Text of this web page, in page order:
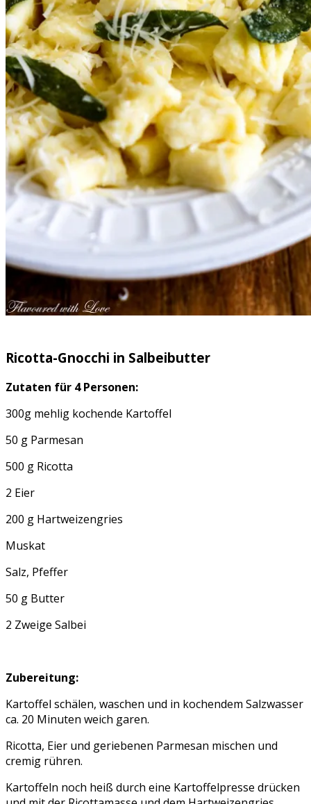
Ricotta-Gnocchi in Salbeibutter
Zutaten für 4 Personen:
300g mehlig kochende Kartoffel
50 g Parmesan
500 g Ricotta
2 Eier
200 g Hartweizengries
Muskat
Salz, Pfeffer
50 g Butter
2 Zweige Salbei
Zubereitung:
Kartoffel schälen, waschen und in kochendem Salzwasser
ca. 20 Minuten weich garen.
Ricotta, Eier und geriebenen Parmesan mischen und
cremig rühren.
Kartoffeln noch heiß durch eine Kartoffelpresse drücken